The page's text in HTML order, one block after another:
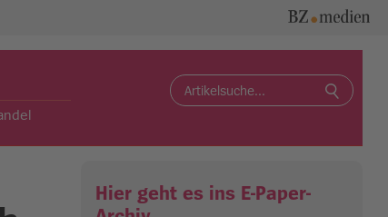
Search
for:
Hier geht es ins E-Paper-